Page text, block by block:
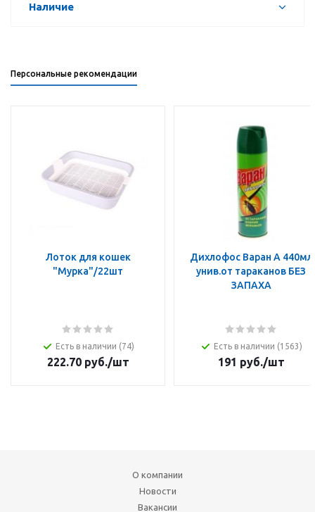
Наличие
Персональные рекомендации
Лоток для кошек
"Мурка"/22шт
Есть в наличии (74)
222.70руб./шт
Дихлофос Варан А 440мл
унив.от тараканов БЕЗ
ЗАПАХА
Есть в наличии (1563)
191 руб./шт
О компании
Новости
Вакансии